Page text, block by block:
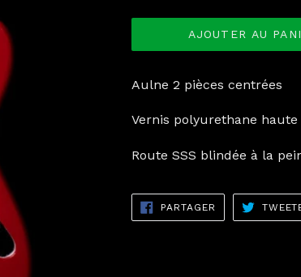
AJOUTER AU
Aulne 2 pièces centrées
Vernis polyurethane
Route SSS blindée à la
PARTAGER PARTAGER
SUR
FACEBOOK